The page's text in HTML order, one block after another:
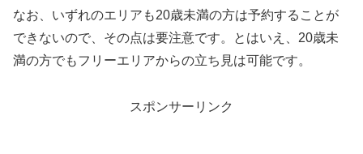
なお、いずれのエリアも20歳未満の方は予約することが
できないので、その点は要注意です。とはいえ、20歳未
満の方でもフリーエリアからの立ち見は可能です。
スポンサーリンク